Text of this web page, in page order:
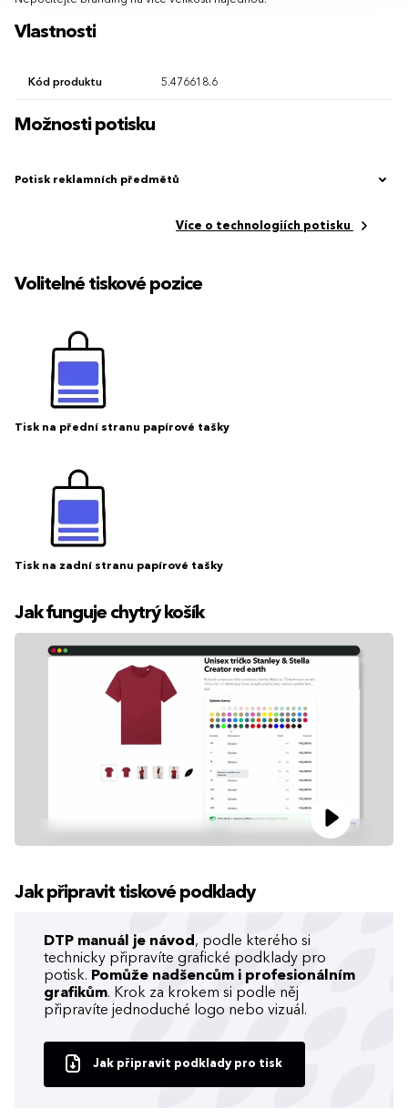
Vlastnosti
Kód produktu 5.476618.6
Možnosti potisku
Potisk reklamních předmětů
Více o technologiích potisku
Volitelné tiskové pozice
Tisk na přední stranu papírové tašky
Tisk na zadní stranu papírové tašky
Jak funguje chytrý košík
Jak připravit tiskové podklady
DTP manuál je návod , podle kterého si
technicky připravíte grafické podklady pro
potisk. Pomůže nadšencům i profesionálním
grafikům. Krok za krokem si podle něj
připravíte jednoduché logo nebo vizuál.
Jak připravit podklady pro tisk